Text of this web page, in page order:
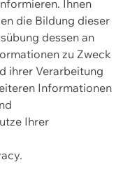
Ihnen
die Bildung dieser
dessen an
zu Zweck
ihrer Verarbeitung
Informationen
Ihrer